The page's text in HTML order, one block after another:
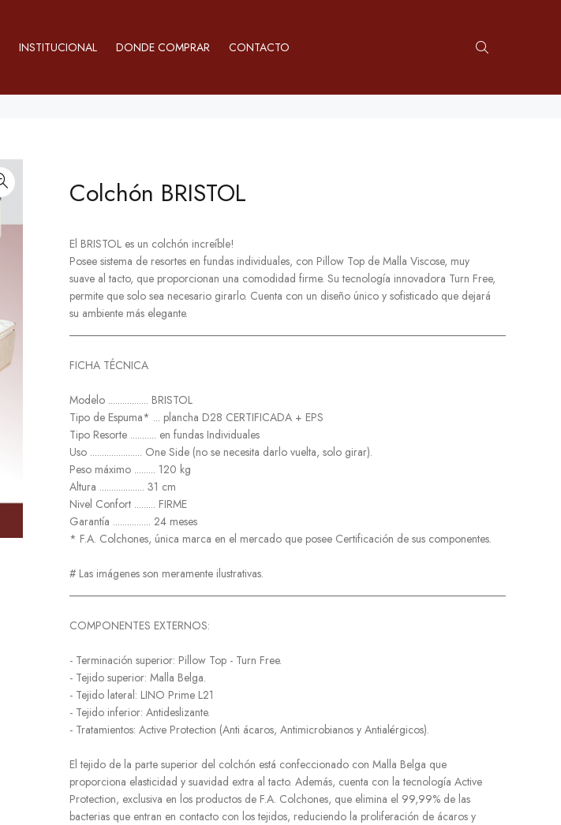
INSTITUCIONAL DONDE COMPRAR CONTACTO
Colchón BRISTOL
El BRISTOL es un colchón increíble!
Posee sistema de resortes en fundas individuales, con Pillow Top de Malla Viscose, muy
suave al tacto, que proporcionan una comodidad firme. Su tecnología innovadora Turn Free,
permite que solo sea necesario girarlo. Cuenta con un diseño único y sofisticado que dejará
su ambiente más elegante.
FICHA TÉCNICA
Modelo ................. BRISTOL
Tipo de Espuma* ... plancha D28 CERTIFICADA + EPS
Tipo Resorte ........... en fundas Individuales
Uso ...................... One Side (no se necesita darlo vuelta, solo girar).
Peso máximo ......... 120 kg
Altura ................... 31 cm
Nivel Confort ......... FIRME
Garantía ................ 24 meses
* F.A. Colchones, única marca en el mercado que posee Certificación de sus componentes.
# Las imágenes son meramente ilustrativas.
COMPONENTES EXTERNOS:
- Terminación superior: Pillow Top - Turn Free.
- Tejido superior: Malla Belga.
- Tejido lateral: LINO Prime L21
- Tejido inferior: Antideslizante.
- Tratamientos: Active Protection (Anti ácaros, Antimicrobianos y Antialérgicos).
El tejido de la parte superior del colchón está confeccionado con Malla Belga que
proporciona elasticidad y suavidad extra al tacto. Además, cuenta con la tecnología Active
Protection, exclusiva en los productos de F.A. Colchones, que elimina el 99,99% de las
bacterias que entran en contacto con los tejidos, reduciendo la proliferación de ácaros y